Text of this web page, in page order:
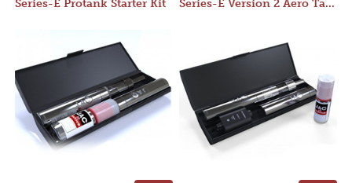
Series-E Protank Starter Kit Series-E Version 2 Aero Tank Starter Kit